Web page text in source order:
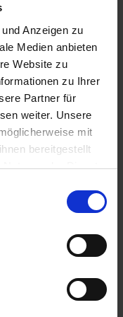
Anzeigen zu
Medien anbieten
Website zu
zu Ihrer
Partner für
weiter. Unsere
mit
bereitgestellt
der Dienste
€ / St
ZUM PRODUKT
Preis